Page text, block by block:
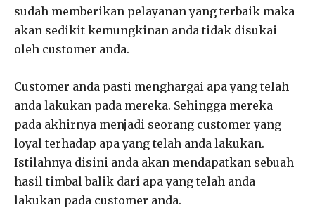
sudah memberikan pelayanan yang terbaik maka
akan sedikit kemungkinan anda tidak disukai
oleh customer anda.
Customer anda pasti menghargai apa yang telah
anda lakukan pada mereka. Sehingga mereka
pada akhirnya menjadi seorang customer yang
loyal terhadap apa yang telah anda lakukan.
Istilahnya disini anda akan mendapatkan sebuah
hasil timbal balik dari apa yang telah anda
lakukan pada customer anda.